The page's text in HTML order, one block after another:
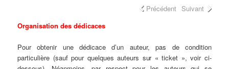
Précédent Suivant
Organisation des dédicaces
Pour obtenir une dédicace d’un auteur, pas de condition
particulière (sauf pour quelques auteurs sur « ticket », voir ci-